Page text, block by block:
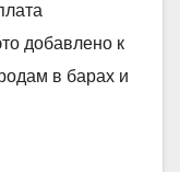
добавлено к
в барах и